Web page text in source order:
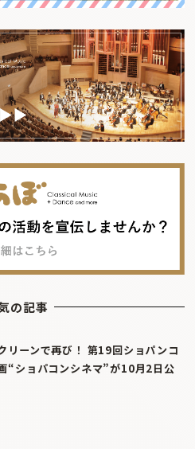
の記事
リーンで再び！ 第19回ショパンコ
“ショパコンシネマ”が10月2日公